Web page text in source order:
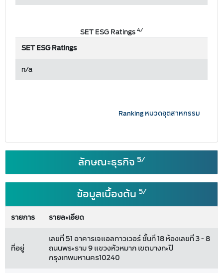
SET ESG Ratings4/
SET ESG Ratings
n/a
Ranking หมวดอุตสาหกรรม
ลักษณะธุรกิจ 5/
ข้อมูลเบื้องต้น 5/
รายการ รายละเอียด
ที่อยู่
เลขที่ 51 อาคารเจแอลทาวเวอร์ ชั้นที่ 18 ห้องเลขที่ 3 - 8
ถนนพระราม 9 แขวงหัวหมาก เขตบางกะปิ
กรุงเทพมหานคร10240